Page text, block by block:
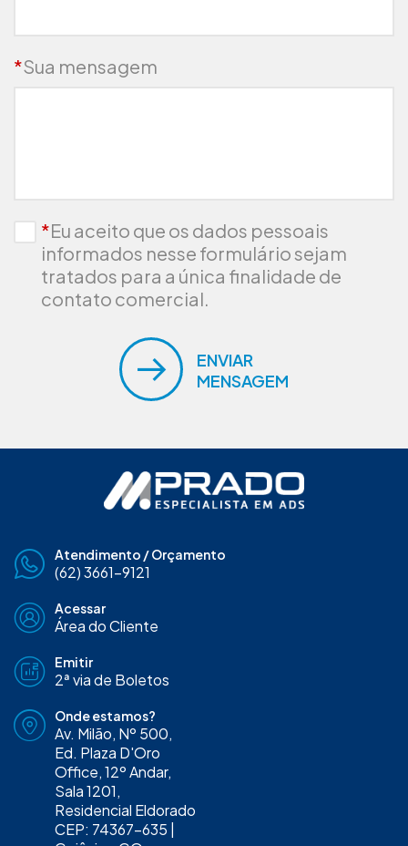
*Sua mensagem
*Eu aceito que os dados pessoais
informados nesse formulário sejam
tratados para a única finalidade de
contato comercial.
ENVIAR
MENSAGEM
Atendimento / Orçamento
(62) 3661-9121
Acessar
Área do Cliente
Emitir
2ª via de Boletos
Onde estamos?
Av. Milão, Nº 500,
Ed. Plaza D'Oro
Office, 12º Andar,
Sala 1201,
Residencial Eldorado
CEP: 74367-635 |